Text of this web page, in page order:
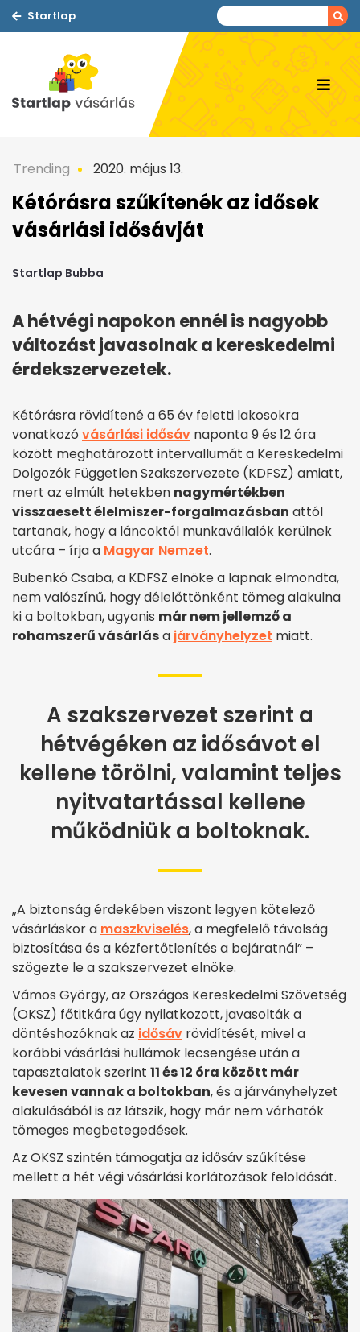
Startlap
Trending 2020. május 13.
Kétórásra szűkítenék az idősek
vásárlási idősávját
Startlap Bubba
A hétvégi napokon ennél is nagyobb
változást javasolnak a kereskedelmi
érdekszervezetek.
Kétórásra rövidítené a 65 év feletti lakosokra
vonatkozó vásárlási idősáv naponta 9 és 12 óra
között meghatározott intervallumát a Kereskedelmi
Dolgozók Független Szakszervezete (KDFSZ) ­amiatt,
mert az elmúlt hetekben nagymértékben
visszaesett élelmiszer-forgalmazásban attól
tartanak, hogy a láncoktól munkavállalók kerülnek
utcára – írja a Magyar Nemzet.
Bubenkó Csaba, a KDFSZ elnöke a lapnak elmondta,
nem valószínű, hogy délelőttönként tömeg alakulna
ki a boltokban, ugyanis már nem jellemző a
rohamszerű vásárlása járványhelyzet miatt.
A szakszervezet szerint a
hétvégéken az idősávot el
kellene törölni, valamint teljes
nyitvatartással kellene
működniük a boltoknak.
„A biztonság érdekében viszont legyen kötelező
vásárláskor a maszkviselés, a megfelelő távolság
biztosítása és a kézfertőtlenítés a bejáratnál” –
szögezte le a szakszervezet elnöke.
Vámos György, az Országos Kereskedelmi Szövetség
(OKSZ) főtitkára úgy nyilatkozott, javasolták a
döntéshozóknak az idősáv rövidítését, mivel a
korábbi vásárlási hullámok lecsengése után a
tapasztalatok szerint 11 és 12 óra között már
kevesen vannak a boltokban, és a járványhelyzet
alakulásából is az látszik, hogy már nem várhatók
tömeges megbetegedések.
Az OKSZ szintén támogatja az idősáv szűkítése
mellett a hét végi vásárlási korlátozások feloldását.